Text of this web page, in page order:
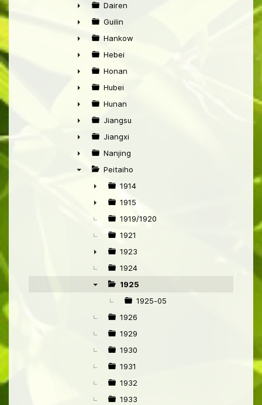
►
►
Dairen
►
Guilin
►
Hankow
►
Hebei
►
Honan
►
Hubei
►
Hunan
►
Jiangsu
►
Jiangxi
►
Nanjing
Peitaiho
►
1914
►
1915
1919/1920
1921
►
1923
1924
1925
1925-05
1926
1929
1930
1931
1932
1933